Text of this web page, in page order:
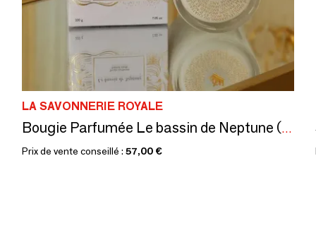
LA SAVONNERIE ROYALE
Bougie Parfumée Le bassin de Neptune (Royale)
Prix de vente conseillé : 57,00 €